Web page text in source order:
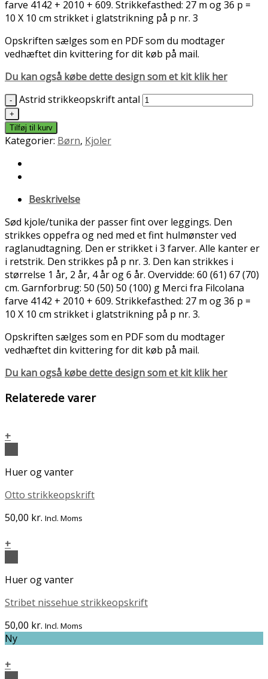
farve 4142 + 2010 + 609. Strikkefasthed: 27 m og 36 p =
10 X 10 cm strikket i glatstrikning på p nr. 3
Opskriften sælges som en PDF som du modtager
vedhæftet din kvittering for dit køb på mail.
Du kan også købe dette design som et kit klik her
Astrid strikkeopskrift antal
Tilføj til kurv
Kategorier: Børn, Kjoler
Beskrivelse
Sød kjole/tunika der passer fint over leggings. Den
strikkes oppefra og ned med et fint hulmønster ved
raglanudtagning. Den er strikket i 3 farver. Alle kanter er
i retstrik. Den strikkes på p nr. 3. Den kan strikkes i
størrelse 1 år, 2 år, 4 år og 6 år. Overvidde: 60 (61) 67 (70)
cm. Garnforbrug: 50 (50) 50 (100) g Merci fra Filcolana
farve 4142 + 2010 + 609. Strikkefasthed: 27 m og 36 p =
10 X 10 cm strikket i glatstrikning på p nr. 3.
Opskriften sælges som en PDF som du modtager
vedhæftet din kvittering for dit køb på mail.
Du kan også købe dette design som et kit klik her
Relaterede varer
+
Huer og vanter
Otto strikkeopskrift
50,00 kr. Incl. Moms
+
Huer og vanter
Stribet nissehue strikkeopskrift
50,00 kr. Incl. Moms
Ny
+